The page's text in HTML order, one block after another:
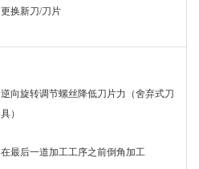
更换新刀/刀片
逆向旋转调节螺丝降低刀片力（舍弃式刀
具）
在最后一道加工工序之前倒角加工